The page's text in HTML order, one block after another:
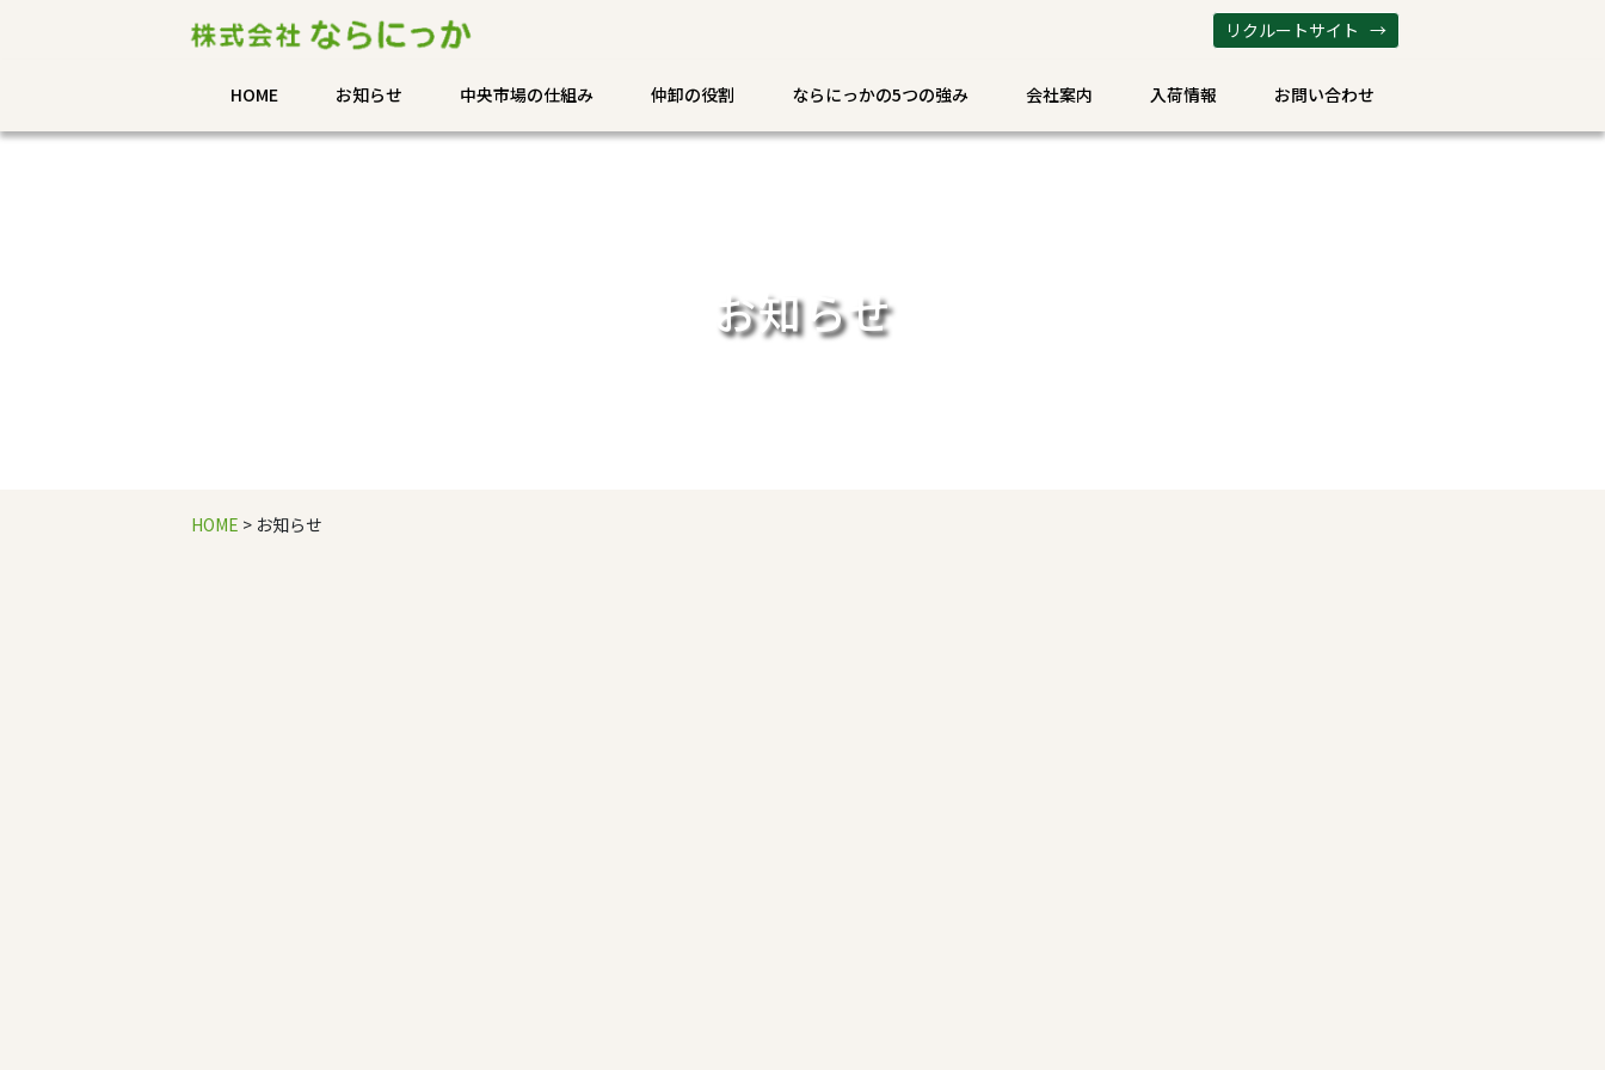
リクルートサイト →
HOME お知らせ 中央市場の仕組み 仲卸の役割 ならにっかの5つの強み 会社案内 入荷情報 お問い合わせ
お知らせ
HOME > お知らせ